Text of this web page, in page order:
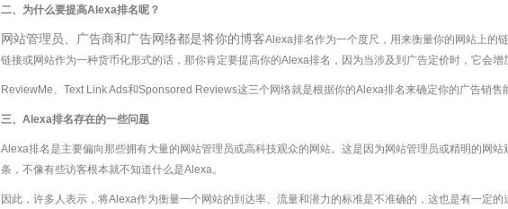
二、为什么要提高Alexa排名呢？
网站管理员、广告商和广告网络都是将你的博客Alexa排名作为一个度尺，用来衡量你的网站上的
链接或网站作为一种货币化形式的话，那你肯定要提高你的Alexa排名，因为当涉及到广告定价时，它会增
ReviewMe、Text Link Ads和Sponsored Reviews这三个网络就是根据你的Alexa排名来确定你的广告销售
三、Alexa排名存在的一些问题
Alexa排名是主要偏向那些拥有大量的网站管理员或高科技观众的网站。这是因为网站管理员或精明的网站
条，不像有些访客根本就不知道什么是Alexa。
因此，许多人表示，将Alexa作为衡量一个网站的到达率、流量和潜力的标准是不准确的，这也是有一定的